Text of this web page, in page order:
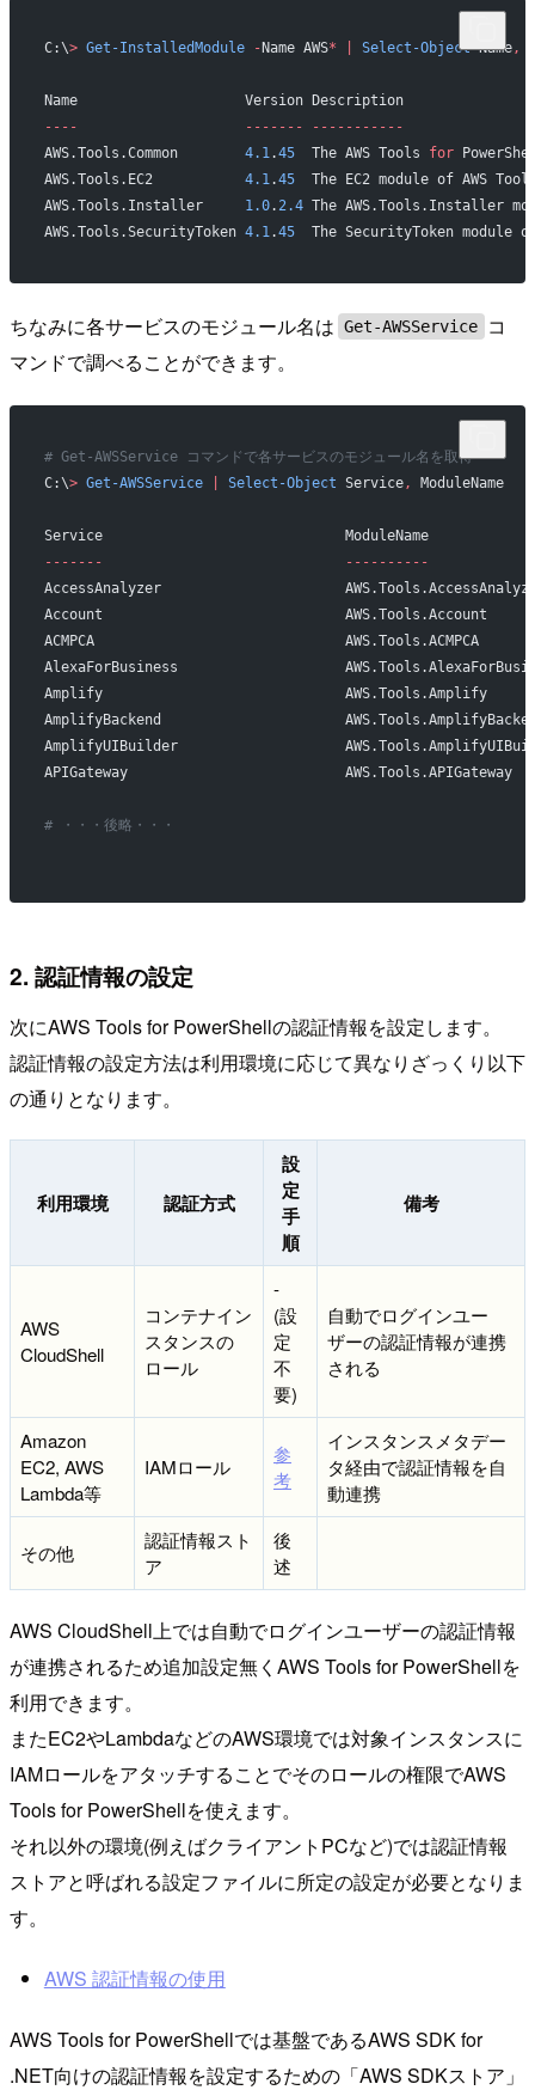
C:\> Get-InstalledModule - Name AWS* Select-Object Name,
Name                    Version Description
----
                    -------
-----------
AWS.Tools.Common 4.1.45
  The AWS Tools
for
AWS.Tools.EC2 4.1.45
The EC2 module of AWS
AWS.Tools.Installer 1.0. 2.4 The AWS.Tools.Installer
AWS.Tools.SecurityToken 4.1.45
The SecurityToken module
ちなみに各サービスのモジュール名は Get-AWSService
コ
マンドで調べることができます。
# Get-AWSService コマンドで各サービスのモジュール名を取得
C:\> Get-AWSService | Select-Object Service, ModuleName
Service                             ModuleName
-------
                             ----------
AccessAnalyzer
Account                             AWS.Tools.Account
ACMPCA                              AWS.Tools.ACMPCA
AlexaForBusiness
Amplify                             AWS.Tools.Amplify
AmplifyBackend
AmplifyUIBuilder
APIGateway                          AWS.Tools.APIGateway
# ・・・後略・・・
2. 認証情報の設定
次にAWS Tools for PowerShellの認証情報を設定します。
認証情報の設定方法は利用環境に応じて異なりざっくり以下
の通りとなります。
利用環境 認証方式
設
定
手
順
備考
AWS
CloudShell
コンテナイン
スタンスの
ロール
-
(設
定
不
要)
自動でログインユー
ザーの認証情報が連携
される
Amazon
EC2, AWS
Lambda等
IAMロール
参
考
インスタンスメタデー
タ経由で認証情報を自
動連携
その他
認証情報スト
ア
後
述
AWS CloudShell上では自動でログインユーザーの認証情報
が連携されるため追加設定無くAWS Tools for PowerShellを
利用できます。
またEC2やLambdaなどのAWS環境では対象インスタンスに
IAMロールをアタッチすることでそのロールの権限でAWS
Tools for PowerShellを使えます。
それ以外の環境(例えばクライアントPCなど)では認証情報
ストアと呼ばれる設定ファイルに所定の設定が必要となりま
す。
AWS 認証情報の使用
AWS Tools for PowerShellでは基盤であるAWS SDK for
.NET向けの認証情報を設定するための「AWS SDKストア」